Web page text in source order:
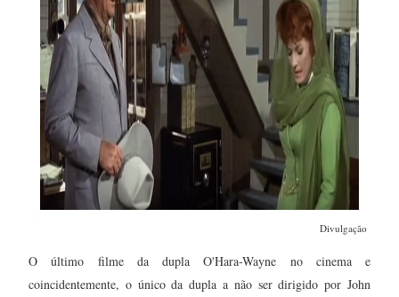
Divulgação
O último filme da dupla O'Hara-Wayne no cinema e
coincidentemente, o único da dupla a não ser dirigido por John